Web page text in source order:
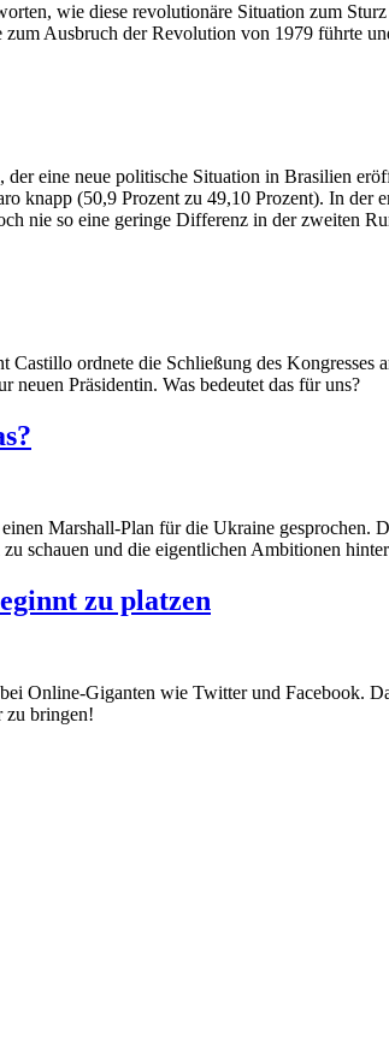
wie diese revolutionäre Situation zum
Ausbruch der Revolution von 1979 führte
eine neue politische Situation in Brasilien
knapp (50,9 Prozent zu 49,10 Prozent). In
nie so eine geringe Differenz in der zweiten
ordnete die Schließung des
neuen Präsidentin. Was bedeutet das für uns?
Marshall-Plan für die Ukraine gesprochen.
schauen und die eigentlichen Ambitionen
zu platzen
Online-Giganten wie Twitter und Facebook.
zu bringen!